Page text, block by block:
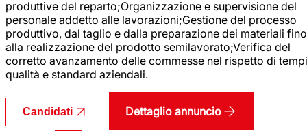
produttive del reparto;Organizzazione e supervisione del
personale addetto alle lavorazioni;Gestione del processo
produttivo, dal taglio e dalla preparazione dei materiali fino
alla realizzazione del prodotto semilavorato;Verifica del
corretto avanzamento delle commesse nel rispetto di
qualità e standard aziendali.
Candidati Dettaglio annuncio